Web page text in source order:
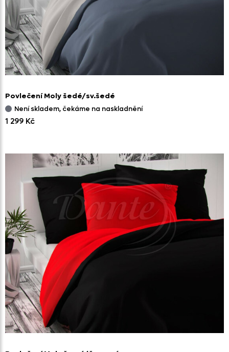
Povlečení Moly šedé/sv.šedé
Není skladem, čekáme na naskladnění
1 299 Kč